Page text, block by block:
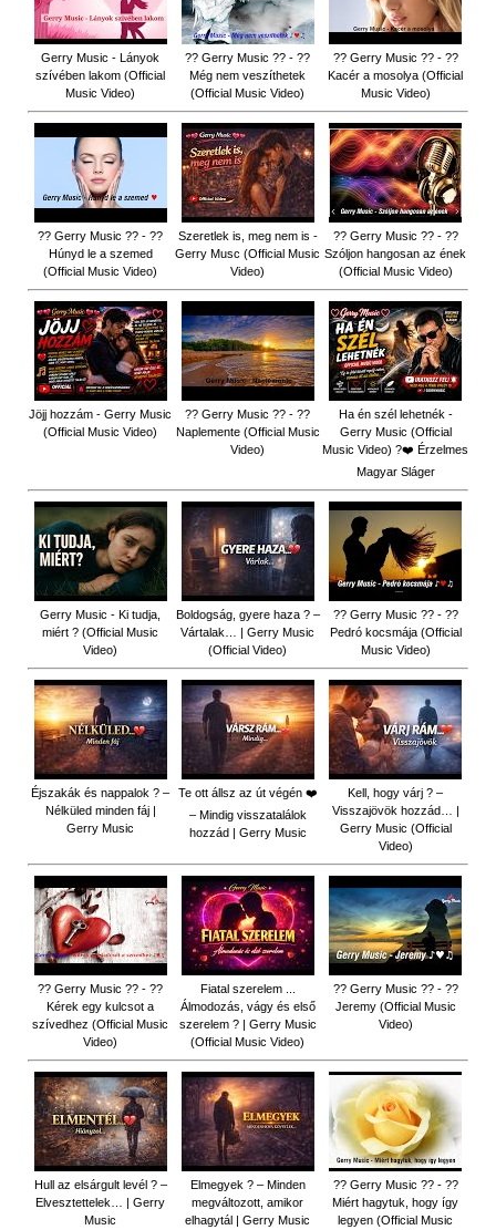
Gerry Music - Lányok
szívében lakom (Official
Music Video)
?? Gerry Music ?? - ??
Még nem veszíthetek
(Official Music Video)
?? Gerry Music ?? - ??
Kacér a mosolya (Official
Music Video)
?? Gerry Music ?? - ??
Húnyd le a szemed
(Official Music Video)
Szeretlek is, meg nem is -
Gerry Musc (Official Music
Video)
?? Gerry Music ?? - ??
Szóljon hangosan az ének
(Official Music Video)
Jöjj hozzám - Gerry Music
(Official Music Video)
?? Gerry Music ?? - ??
Naplemente (Official Music
Video)
Ha én szél lehetnék -
Gerry Music (Official
Music Video) ?️❤️ Érzelmes
Magyar Sláger
Gerry Music - Ki tudja,
miért ? (Official Music
Video)
Boldogság, gyere haza ? –
Vártalak… | Gerry Music
(Official Video)
?? Gerry Music ?? - ??
Pedró kocsmája (Official
Music Video)
Éjszakák és nappalok ? –
Nélküled minden fáj |
Gerry Music
Te ott állsz az út végén ❤️
– Mindig visszatalálok
hozzád | Gerry Music
Kell, hogy várj ? –
Visszajövök hozzád… |
Gerry Music (Official
Video)
?? Gerry Music ?? - ??
Kérek egy kulcsot a
szívedhez (Official Music
Video)
Fiatal szerelem ...
Álmodozás, vágy és első
szerelem ? | Gerry Music
(Official Music Video)
?? Gerry Music ?? - ??
Jeremy (Official Music
Video)
Hull az elsárgult levél ? –
Elvesztettelek… | Gerry
Music
Elmegyek ? – Minden
megváltozott, amikor
elhagytál | Gerry Music
?? Gerry Music ?? - ??
Miért hagytuk, hogy így
legyen (Official Music